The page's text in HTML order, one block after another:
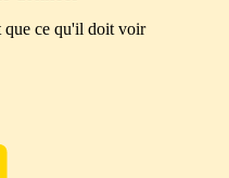
que ce qu'il doit voir